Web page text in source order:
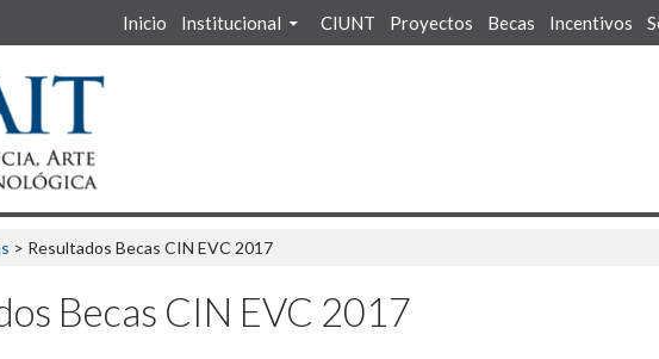
Inicio Institucional CIUNT Proyectos Becas Incentivos
> Resultados Becas CIN EVC 2017
Becas CIN EVC 2017